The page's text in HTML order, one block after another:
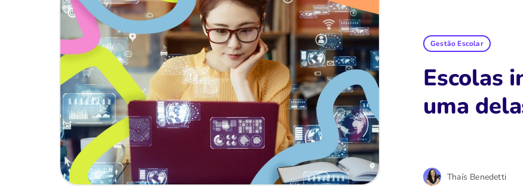
Gestão Escolar
Escolas
uma
Thaís Benedetti